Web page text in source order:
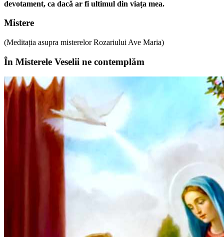
devotament, ca dacă ar fi ultimul din viața mea.
Mistere
(Meditația asupra misterelor Rozariului Ave Maria)
În Misterele Veselii ne contemplăm